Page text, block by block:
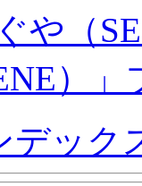
や（
）
デック